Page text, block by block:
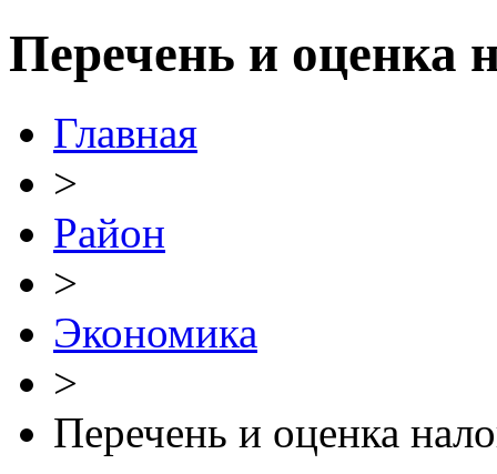
Перечень и оценка
Главная
>
Район
>
Экономика
>
Перечень и оценка